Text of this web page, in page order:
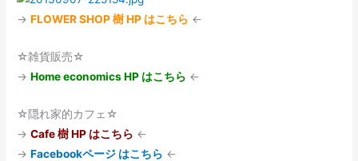
→FLOWER SHOP 樹 HP はこちら ←
☆雑貨販売☆
→Home economics HP はこちら ←
☆隠れ家的カフェ☆
→Cafe 樹 HP はこちら ←
→Facebookページ はこちら ←